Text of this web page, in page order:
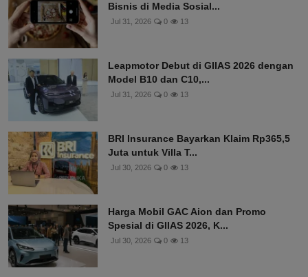
Bisnis di Media Sosial...
Jul 31, 2026 0 13
Leapmotor Debut di GIIAS 2026 dengan
Model B10 dan C10,...
Jul 31, 2026 0 13
BRI Insurance Bayarkan Klaim Rp365,5
Juta untuk Villa T...
Jul 30, 2026 0 13
Harga Mobil GAC Aion dan Promo
Spesial di GIIAS 2026, K...
Jul 30, 2026 0 13